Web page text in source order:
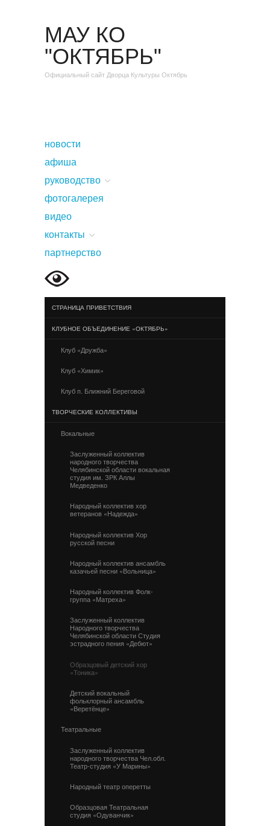
МАУ КО
"ОКТЯБРЬ"
Официальный сайт Дворца Культуры Октябрь
новости
афиша
руководство
фотогалерея
видео
контакты
партнерство
СТРАНИЦА ПРИВЕТСТВИЯ
КЛУБНОЕ ОБЪЕДИНЕНИЕ «ОКТЯБРЬ»
Клуб «Дружба»
Клуб «Химик»
Клуб п. Ближний Береговой
ТВОРЧЕСКИЕ КОЛЛЕКТИВЫ
Вокальные
Заслуженный коллектив
народного творчества
Челябинской области вокальная
студия им. ЗРК Аллы
Медведенко
Народный коллектив хор
ветеранов «Надежда»
Народный коллектив Хор
русской песни
Народный коллектив ансамбль
казачьей песни «Вольница»
Народный коллектив Фолк-
группа «Матреха»
Заслуженный коллектив
Народного творчества
Челябинской области Студия
эстрадного пения «Дебют»
Образцовый детский хор
«Тоника»
Детский вокальный
фольклорный ансамбль
«Веретёнце»
Театральные
Заслуженный коллектив
народного творчества Чел.обл.
Театр-студия «У Марины»
Народный театр оперетты
Образцовая Театральная
студия «Одуванчик»